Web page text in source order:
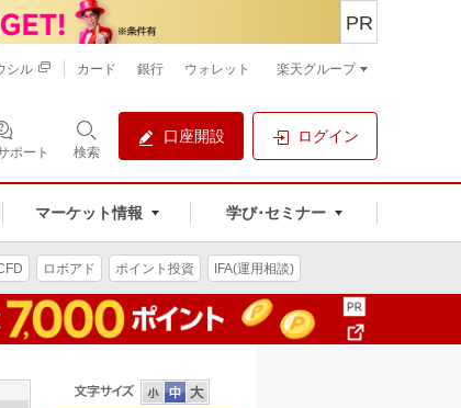
ポート 検索
口座開設 ログイン
マーケット情報 学び･セミナー
PR
シル カード 銀行 ウォレット 楽天グループ
ロボアド ポイント投資 IFA(運用相談)